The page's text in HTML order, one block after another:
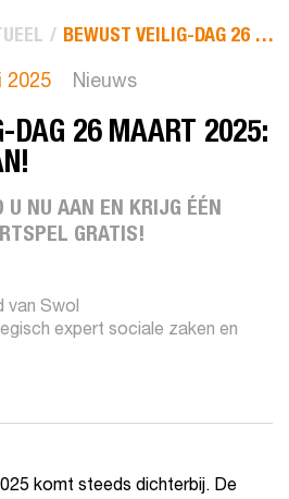
BEWUST VEILIG-DAG 26 MAART 2025: MELD JE NU AAN!
2025 Nieuws
DAG 26 MAART 2025:
NU AAN EN KRIJG ÉÉN
GRATIS!
van Swol
expert sociale zaken en
komt steeds dichterbij. De